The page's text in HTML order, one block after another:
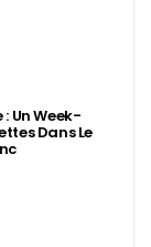
Un Week-
Dans Le